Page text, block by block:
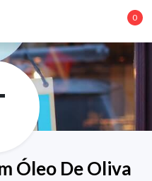
0
Óleo De Oliva